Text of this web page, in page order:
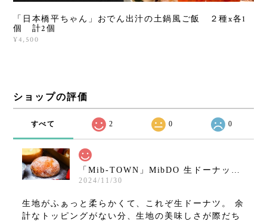
「日本橋平ちゃん」おでん出汁の土鍋風ご飯 ２種x各1
個 計2個
¥4,500
ショップの評価
すべて 2 0 0
2024/11/30
生地がふぁっと柔らかくて、これぞ生ドーナツ。 余
計なトッピングがない分、生地の美味しさが際だち